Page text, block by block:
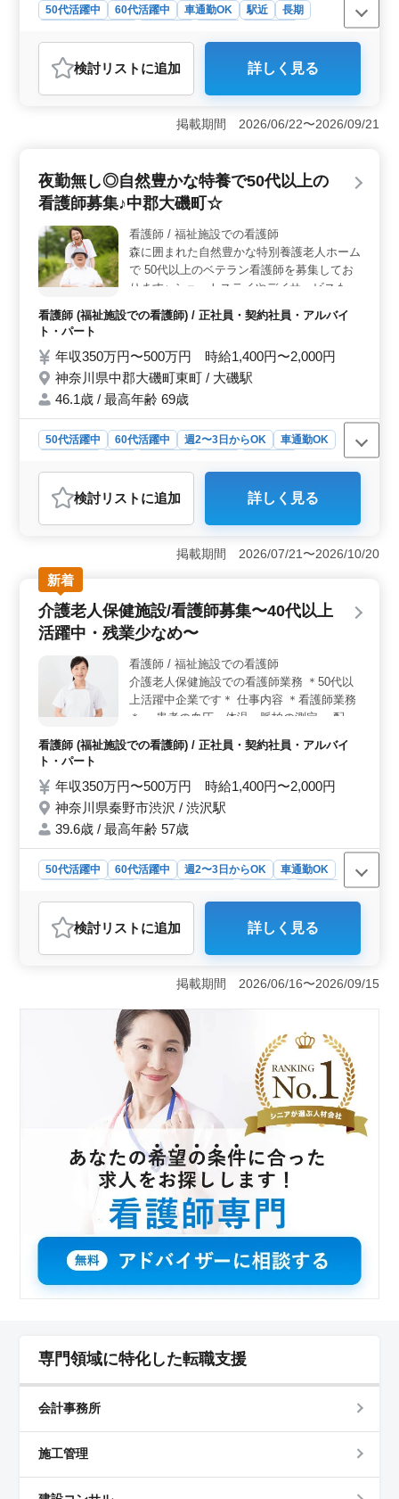
50代活躍中 60代活躍中 車通勤OK 駅近
長期
おすすめポイント
＜夜勤無し・駅近の福祉施設での看護師募集＞ 大磯町
の施設での正看護師・准看護師の求人です。 夜勤がな
く、駅近の好立地で、働きやすい環境の中で看護業務に
入浴の介助まで、多岐にわたる業務があります。医療処
置や外出の付き添いなど、スキルを広く深められる環境
高年の方が活躍中です。 経験を生かして安定したキャ
リアを築くことができます。シフト制で車通勤も可能な
ため、柔軟な働き方が叶います。
検討リスト に追加 詳しく見る
掲載期間 2026/06/22〜2026/09/21
夜勤無し◎自然豊かな特養で50代以上の
看護師募集♪中郡大磯町☆
看護師 / 福祉施設での看護師
森に囲まれた自然豊かな特別養護老人ホーム
で 50代以上のベテラン看護師を募集してお
ります♪ ショートステイやデイサービスもご
ざいます。 今までの経験を生かして働きま
せんか？ 〜お仕事内容〜 ・ご入所者様の健
内服管理、点滴、採血、医師への報告等）
・往診時の診察補助 ・介護職のサポート 〜
特徴〜 ・選べるシフト制 ・50代以上新規採
場完備 自然が豊かでとてもリラックスでき
ます☆ ご応募お待ちしております！
看護師 (福祉施設での看護師) / 正社員・契約社員・アルバイ
ト・パート
年収350万円〜500万円 時給1,400円〜2,000円
神奈川県中郡大磯町東町 / 大磯駅
46.1歳 / 最高年齢 69歳
50代活躍中 60代活躍中 週2〜3日からOK
車通勤OK
おすすめポイント
＜自然環境＞ 自然に囲まれた特別養護老人ホームでの
勤務は、心身ともにリラックスできる環境です。森や緑
に囲まれた場所で働くことで、自然の恵みを感じながら
業務に取り組むことができます。 ＜働きやすさ＞
夜勤がなく、週2〜3日からの勤務も可能な柔軟なシフト
制度が整っています。また、車通勤が可能で、無料駐車
場完備なので通勤もストレスなく行えます。さらに、週
ある働き方が実現可能です。 ＜経験活かせる＞ 入
浴可否判断や医師への報告など、幅広い業務を通じて経
験を活かすことができます。また、簡単なパソコン操作
や介護職のサポートなど、多彩な業務に携わりながらス
い環境での成長を目指しませんか？
検討リスト に追加 詳しく見る
掲載期間 2026/07/21〜2026/10/20
新着
介護老人保健施設/看護師募集〜40代以上
活躍中・残業少なめ〜
看護師 / 福祉施設での看護師
介護老人保健施設での看護師業務 ＊50代以
上活躍中企業です＊ 仕事内容 ＊看護師業務
＊ ・患者の血圧、体温、脈拍の測定 ・配薬
準備、与薬 ・食事、排泄補助 等 備考 ・車
通勤可能 ・週休2日制 ・制服支給 看護師経
のご応募お待ちしております♪♪
看護師 (福祉施設での看護師) / 正社員・契約社員・アルバイ
ト・パート
年収350万円〜500万円 時給1,400円〜2,000円
神奈川県秦野市渋沢 / 渋沢駅
39.6歳 / 最高年齢 57歳
50代活躍中 60代活躍中 週2〜3日からOK
車通勤OK
おすすめポイント
＜ベテラン看護師の活躍の場＞ この介護老人保健施設
では、40代以上の経験豊富な看護師が活躍しています。
経験10年以上の方は条件面で優遇されるなど、ベテラン
の方々が安心して働ける環境が整っています。 ＜働
きやすい環境＞ 週休2日制や残業が少なめなど、ワーク
ライフバランスを重視した働き方が可能です。車通勤も
可能で、渋沢駅からのアクセスも便利です。また、制服
の支給もあり、快適な労働環境が整っています。 ＜
充実した業務内容＞ 患者の血圧や体温の測定、配薬準
備、食事や排泄の補助など、看護師としての幅広い業務
に携わることができます。地域の高齢者の健康をサポー
トするやりがいのあるお仕事です。
検討リスト に追加 詳しく見る
掲載期間 2026/06/16〜2026/09/15
専門領域に特化した転職支援
会計事務所
施工管理